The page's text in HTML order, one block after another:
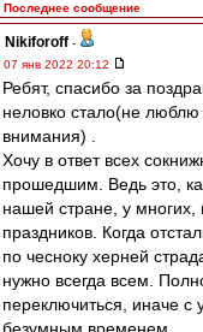
Последнее сообщение
Nikiforoff -
07 янв 2022 20:12
Ребят, спасибо за
неловко стало(не люблю
внимания) .
Хочу в ответ всех
прошедшим. Ведь это,
нашей стране, у многих,
праздников. Когда
по чесноку херней
нужно всегда всем.
переключиться, иначе